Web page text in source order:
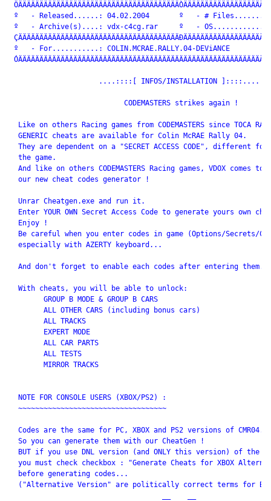
º   - Released......: 04.02.2004       º   - #
º   - Archive(s)....: vdx-c4cg.rar     º   -
º   - For...........: COLIN.MCRAE.RALLY.04-DEViANCE
                     ....::::[ INFOS/INSTALLATION ]::::....
                           CODEMASTERS strikes again !
Like on others Racing games from CODEMASTERS since TOCA
  GENERIC cheats are available for Colin McRAE Rally 04.
They are dependent on a "SECRET ACCESS CODE", different for
  the game.
And like on others CODEMASTERS Racing games, VDOX comes to
  our new cheat codes generator !
  Unrar Cheatgen.exe and run it.
Enter YOUR OWN Secret Access Code to generate yours own
  Enjoy !
Be careful when you enter codes in game (Options/Secrets/
  especially with AZERTY keyboard...
  And don't forget to enable each codes after entering them.
  With cheats, you will be able to unlock:
        GROUP B MODE & GROUP B CARS
        ALL OTHER CARS (including bonus cars)
        ALL TRACKS
        EXPERT MODE
        ALL CAR PARTS
        ALL TESTS
        MIRROR TRACKS
  NOTE FOR CONSOLE USERS (XBOX/PS2) :
  ~~~~~~~~~~~~~~~~~~~~~~~~~~~~~~~~~~~
Codes are the same for PC, XBOX and PS2 versions of
  So you can generate them with our CheatGen !
BUT if you use DNL version (and ONLY this version) of the
you must check checkbox : "Generate Cheats for XBOX
  before generating codes...
("Alternative Version" are politically correct terms for